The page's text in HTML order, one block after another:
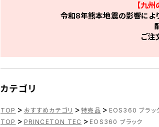
【九
令和8年熊本地震の影響によ
ご注
カテゴリ
TOP > おすすめカテゴリ > 特売品 > EOS360 ブラッ
TOP > PRINCETON TEC > EOS360 ブラック